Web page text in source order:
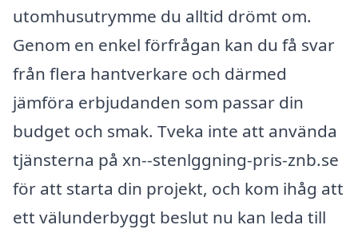
utomhusutrymme du alltid drömt om.
Genom en enkel förfrågan kan du få svar
från flera hantverkare och därmed
jämföra erbjudanden som passar din
budget och smak. Tveka inte att använda
tjänsterna på xn--stenlggning-pris-znb.se
för att starta din projekt, och kom ihåg att
ett välunderbyggt beslut nu kan leda till